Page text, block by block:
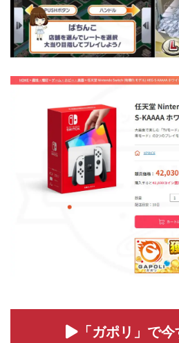
「ガポリ」で